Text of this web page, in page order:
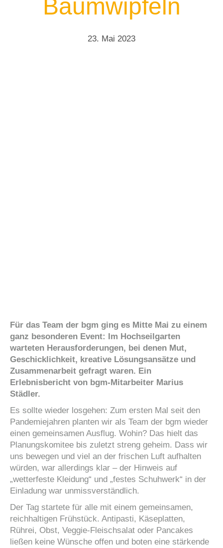
Baumwipfeln
23. Mai 2023
Für das Team der bgm ging es Mitte Mai zu einem
ganz besonderen Event: Im Hochseilgarten
warteten Herausforderungen, bei denen Mut,
Geschicklichkeit, kreative Lösungsansätze und
Zusammenarbeit gefragt waren. Ein
Erlebnisbericht von bgm-Mitarbeiter Marius
Städler.
Es sollte wieder losgehen: Zum ersten Mal seit den
Pandemiejahren planten wir als Team der bgm wieder
einen gemeinsamen Ausflug. Wohin? Das hielt das
Planungskomitee bis zuletzt streng geheim. Dass wir
uns bewegen und viel an der frischen Luft aufhalten
würden, war allerdings klar – der Hinweis auf
„wetterfeste Kleidung“ und „festes Schuhwerk“ in der
Einladung war unmissverständlich.
Der Tag startete für alle mit einem gemeinsamen,
reichhaltigen Frühstück. Antipasti, Käseplatten,
Rührei, Obst, Veggie-Fleischsalat oder Pancakes
ließen keine Wünsche offen und boten eine stärkende